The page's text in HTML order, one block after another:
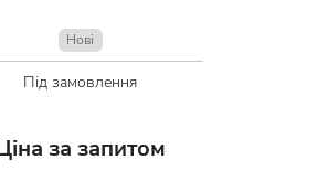
Нові
Під замовлення
за запитом